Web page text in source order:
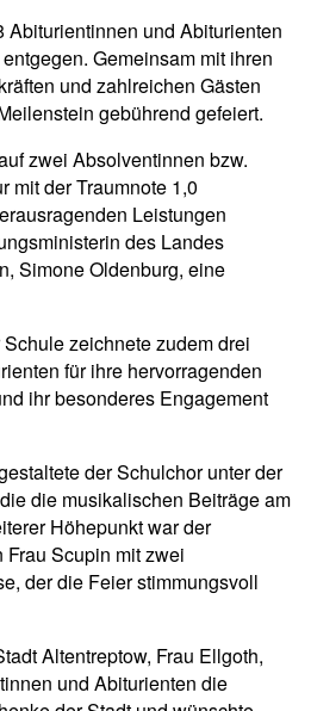
Abiturientinnen und Abiturienten
Gemeinsam mit ihren
und zahlreichen Gästen
gebührend gefeiert.
zwei Absolventinnen bzw.
mit der Traumnote 1,0
Leistungen
des Landes
Simone Oldenburg, eine
zeichnete zudem drei
für ihre hervorragenden
ihr besonderes Engagement
der Schulchor unter der
die musikalischen Beiträge am
Höhepunkt war der
Scupin mit zwei
der die Feier stimmungsvoll
Altentreptow, Frau Ellgoth,
und Abiturienten die